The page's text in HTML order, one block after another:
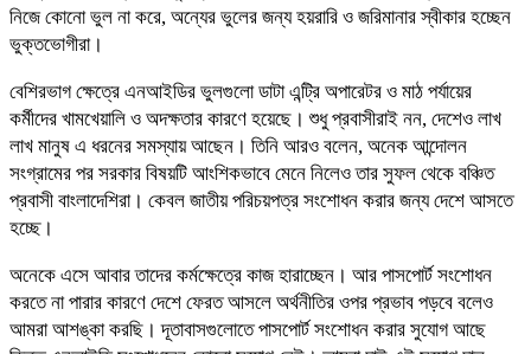
নিজে কোনো ভুল না করে, অন্যের ভুলের জন্য হয়রারি ও জরিমানার স্বীকার হচ্ছেন
ভুক্তভোগীরা।
বেশিরভাগ ক্ষেত্রে এনআইডির ভুলগুলো ডাটা এন্ট্রি অপারেটর ও মাঠ পর্যায়ের
কর্মীদের খামখেয়ালি ও অদক্ষতার কারণে হয়েছে। শুধু প্রবাসীরাই নন, দেশেও লাখ
লাখ মানুষ এ ধরনের সমস্যায় আছেন। তিনি আরও বলেন, অনেক আন্দোলন
সংগ্রামের পর সরকার বিষয়টি আংশিকভাবে মেনে নিলেও তার সুফল থেকে বঞ্চিত
প্রবাসী বাংলাদেশিরা। কেবল জাতীয় পরিচয়পত্র সংশোধন করার জন্য দেশে আসতে
হচ্ছে।
অনেকে এসে আবার তাদের কর্মক্ষেত্রে কাজ হারাচ্ছেন। আর পাসপোর্ট সংশোধন
করতে না পারার কারণে দেশে ফেরত আসলে অর্থনীতির ওপর প্রভাব পড়বে বলেও
আমরা আশঙ্কা করছি। দূতাবাসগুলোতে পাসপোর্ট সংশোধন করার সুযোগ আছে